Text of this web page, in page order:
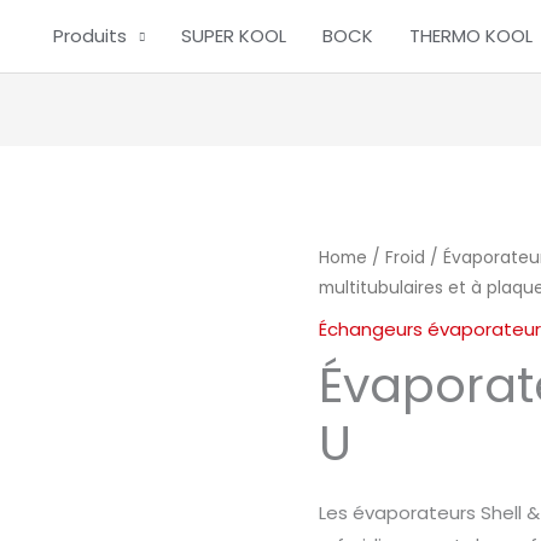
Produits SUPER KOOL BOCK THERMO KOOL
Home / Froid /
multitubulaires et à
Échangeurs
U
Les évaporateurs Shell